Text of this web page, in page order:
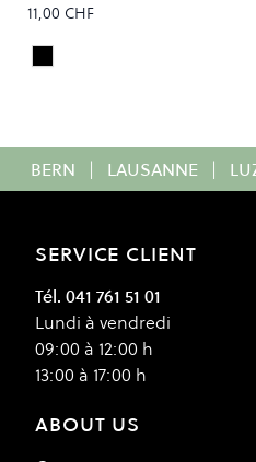
11,00 CHF
Colour
Black
BERN | LAUSANNE |
SERVICE CLIENT
Tél. 041 761 51 01
Lundi à vendredi
09:00 à 12:00 h
13:00 à 17:00 h
ABOUT US